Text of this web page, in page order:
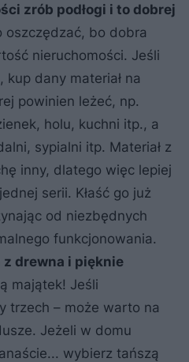
zrób podłogi i to dobrej
oszczędzać, bo dobra
nieruchomości. Jeśli
dany materiał na
powinien leżeć, np.
holu, kuchni itp., a
sypialni itp. Materiał z
inny, dlatego więc lepiej
serii. Kłaść go już
od niezbędnych
funkcjonowania.
drewna i pięknie
majątek! Jeśli
trzech – może warto na
Jeżeli w domu
wybierz tańszą